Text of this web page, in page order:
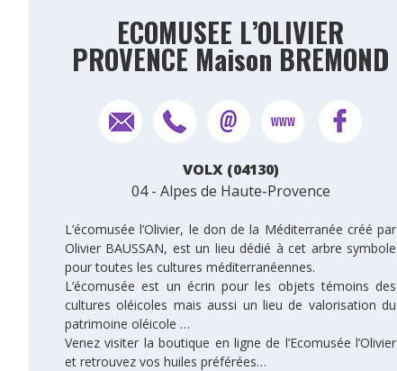
ECOMUSEE L’OLIVIER
PROVENCE Maison BREMOND
VOLX (04130)
04 - Alpes de Haute-Provence
L’écomusée l’Olivier, le don de la Méditerranée créé par
Olivier BAUSSAN, est un lieu dédié à cet arbre symbole
pour toutes les cultures méditerranéennes.
L’écomusée est un écrin pour les objets témoins des
cultures oléicoles mais aussi un lieu de valorisation du
patrimoine oléicole …
Venez visiter la boutique en ligne de l’Ecomusée l’Olivier
et retrouvez vos huiles préférées…